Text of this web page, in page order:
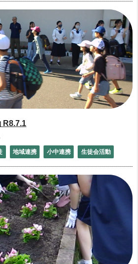
R8.7.1
地域連携 小中連携 生徒会活動